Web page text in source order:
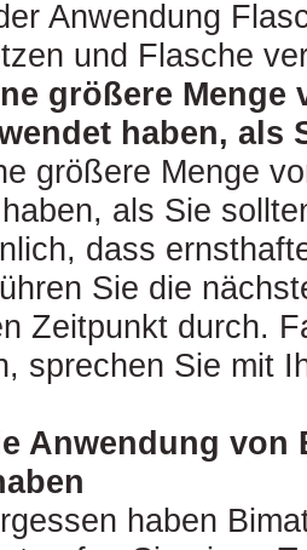
Anwendung
und Flasche
größere
haben, als
größere Menge
als Sie
dass
Sie die
Zeitpunkt durch.
sprechen Sie mit
Anwendung
haben